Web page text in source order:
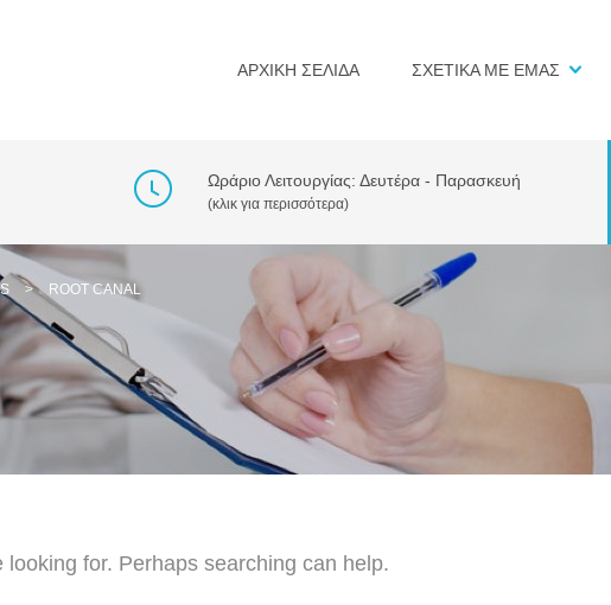
ΑΡΧΙΚΗ ΣΕΛΙΔΑ ΣΧΕΤΙΚΑ ΜΕ ΕΜΑΣ
Ωράριο Λειτουργίας: Δευτέρα - Παρασκευή
(κλικ για περισσότερα)
> ROOT CANAL
looking for. Perhaps searching can help.